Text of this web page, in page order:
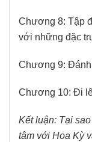
Chương 8: Tập
với những đặc
Chương 9: Đánh
Chương 10: Đi
Kết luận: Tại
tâm với Hoa Kỳ